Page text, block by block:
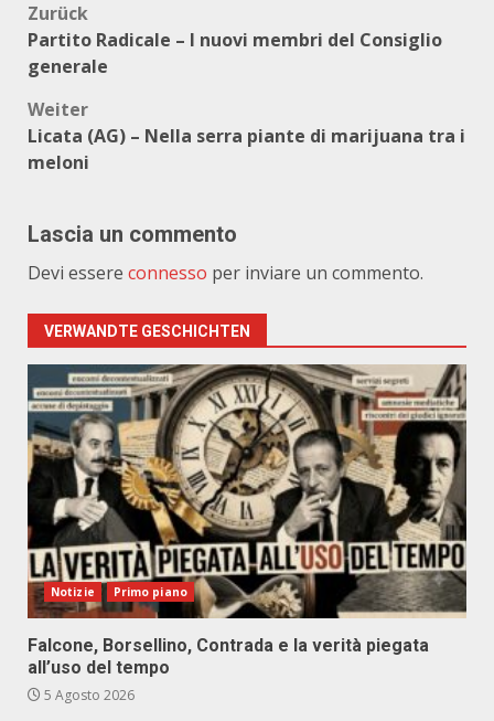
Beitragsnavigation
Zurück
Partito Radicale – I nuovi membri del Consiglio
generale
Weiter
Licata (AG) – Nella serra piante di marijuana tra i
meloni
Lascia un commento
Devi essere connesso per inviare un commento.
VERWANDTE GESCHICHTEN
Notizie Primo piano
Falcone, Borsellino, Contrada e la verità piegata
all’uso del tempo
5 Agosto 2026